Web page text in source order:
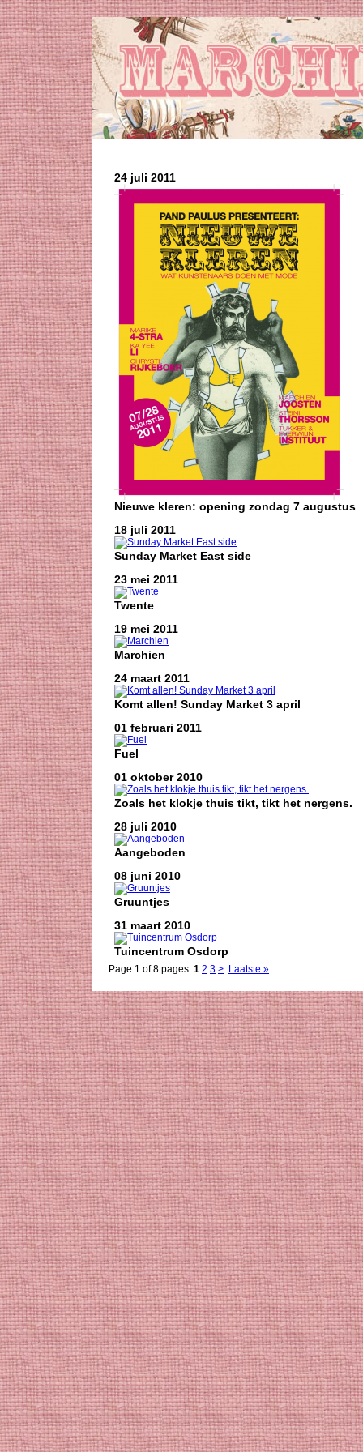
24 juli 2011
Nieuwe kleren: opening zondag 7 augustus
18 juli 2011
Sunday Market East side
23 mei 2011
Twente
19 mei 2011
Marchien
24 maart 2011
Komt allen! Sunday Market 3 april
01 februari 2011
Fuel
01 oktober 2010
Zoals het klokje thuis tikt, tikt het nergens.
28 juli 2010
Aangeboden
08 juni 2010
Gruuntjes
31 maart 2010
Tuincentrum Osdorp
Page 1 of 8 pages 1 2 3 > Laatste »